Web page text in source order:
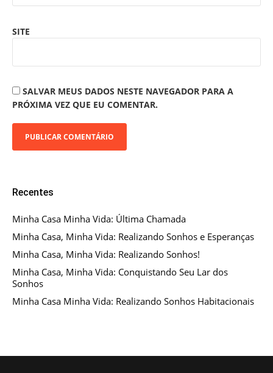
SITE
SALVAR MEUS DADOS NESTE NAVEGADOR PARA A
PRÓXIMA VEZ QUE EU COMENTAR.
Recentes
Minha Casa Minha Vida: Última Chamada
Minha Casa, Minha Vida: Realizando Sonhos e Esperanças
Minha Casa, Minha Vida: Realizando Sonhos!
Minha Casa, Minha Vida: Conquistando Seu Lar dos
Sonhos
Minha Casa Minha Vida: Realizando Sonhos Habitacionais